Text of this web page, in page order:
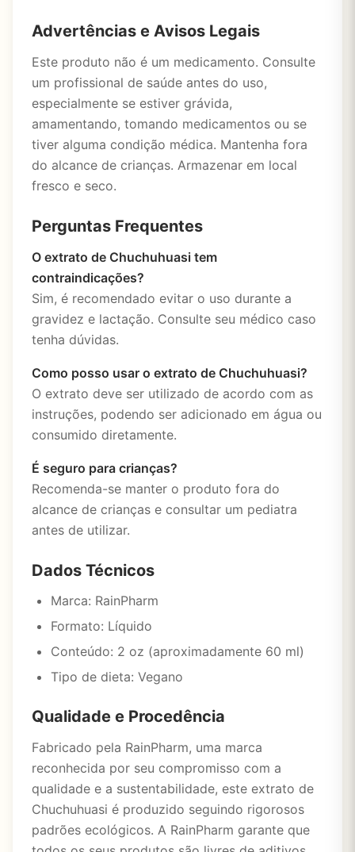
Advertências e Avisos Legais
Este produto não é um medicamento. Consulte
um profissional de saúde antes do uso,
especialmente se estiver grávida,
amamentando, tomando medicamentos ou se
tiver alguma condição médica. Mantenha fora
do alcance de crianças. Armazenar em local
fresco e seco.
Perguntas Frequentes
O extrato de Chuchuhuasi tem
contraindicações?
Sim, é recomendado evitar o uso durante a
gravidez e lactação. Consulte seu médico caso
tenha dúvidas.
Como posso usar o extrato de Chuchuhuasi?
O extrato deve ser utilizado de acordo com as
instruções, podendo ser adicionado em água ou
consumido diretamente.
É seguro para crianças?
Recomenda-se manter o produto fora do
alcance de crianças e consultar um pediatra
antes de utilizar.
Dados Técnicos
Marca: RainPharm
Formato: Líquido
Conteúdo: 2 oz (aproximadamente 60 ml)
Tipo de dieta: Vegano
Qualidade e Procedência
Fabricado pela RainPharm, uma marca
reconhecida por seu compromisso com a
qualidade e a sustentabilidade, este extrato de
Chuchuhuasi é produzido seguindo rigorosos
padrões ecológicos. A RainPharm garante que